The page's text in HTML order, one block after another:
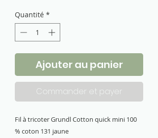
Quantité *
Ajouter au panier
Commander et payer
Fil à tricoter Grundl Cotton quick mini 100
% coton 131 jaune